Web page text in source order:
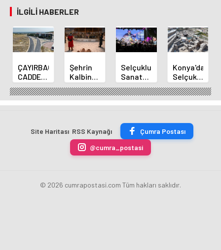
İLGILI HABERLER
ÇAYIRBAĞI
CADDESİ
ARTIK
DAHA
KONFORLU
Şehrin
Kalbinde
Yolculukla
Konya
Mirası
Selçuklu
Sanat
Akademisinden
2000ler
Pop
Konya'da
Selçuklu
Surları
ve
Larende
Gün
Yüzüne
Çıkıyor
Site Haritası RSS Kaynağı
Çumra Postası
@cumra_postasi
© 2026 cumrapostasi.com Tüm hakları saklıdır.